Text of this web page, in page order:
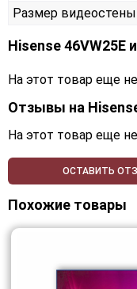
Размер видеостены
Hisense 46VW25E
На этот товар еще
Отзывы на
На этот товар еще
ОСТАВИТЬ
Похожие товары